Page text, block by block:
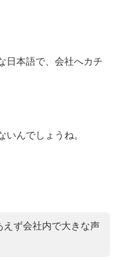
日本語で、会社へカチ
いんでしょうね。
えず会社内で大きな声